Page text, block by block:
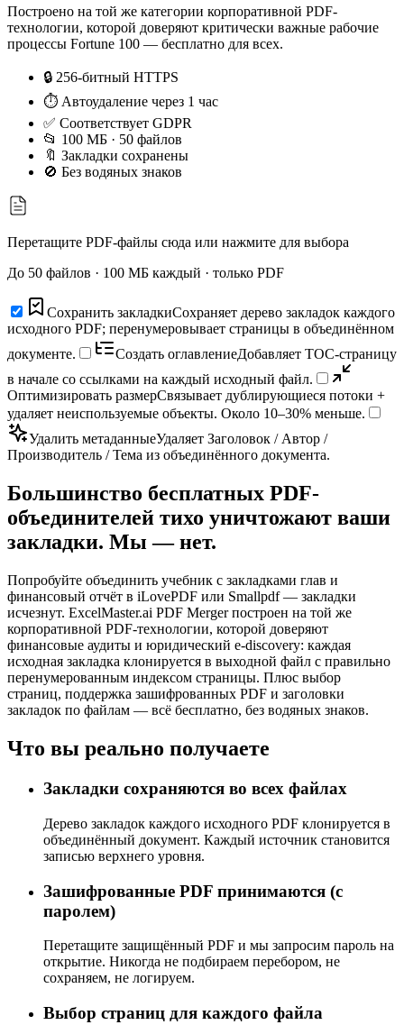
Построено на той же категории корпоративной PDF-
технологии, которой доверяют критически важные рабочие
процессы Fortune 100 — бесплатно для всех.
🔒 256-битный HTTPS
⏱ Автоудаление через 1 час
✅ Соответствует GDPR
📂 100 МБ · 50 файлов
🔖 Закладки сохранены
🚫 Без водяных знаков
Перетащите PDF-файлы сюда или нажмите для выбора
До 50 файлов · 100 МБ каждый · только PDF
Сохранить закладкиСохраняет дерево закладок каждого
исходного PDF; перенумеровывает страницы в объединённом
документе.
Создать оглавлениеДобавляет TOC-страницу
в начале со ссылками на каждый исходный файл.
Оптимизировать размерСвязывает дублирующиеся потоки +
удаляет неиспользуемые объекты. Около 10–30% меньше.
Удалить метаданныеУдаляет Заголовок / Автор /
Производитель / Тема из объединённого документа.
Большинство бесплатных PDF-
объединителей тихо уничтожают ваши
закладки. Мы — нет.
Попробуйте объединить учебник с закладками глав и
финансовый отчёт в iLovePDF или Smallpdf — закладки
исчезнут. ExcelMaster.ai PDF Merger построен на той же
корпоративной PDF-технологии, которой доверяют
финансовые аудиты и юридический e-discovery: каждая
исходная закладка клонируется в выходной файл с правильно
перенумерованным индексом страницы. Плюс выбор
страниц, поддержка зашифрованных PDF и заголовки
закладок по файлам — всё бесплатно, без водяных знаков.
Что вы реально получаете
Закладки сохраняются во всех файлах
Дерево закладок каждого исходного PDF клонируется в
объединённый документ. Каждый источник становится
записью верхнего уровня.
Зашифрованные PDF принимаются (с
паролем)
Перетащите защищённый PDF и мы запросим пароль на
открытие. Никогда не подбираем перебором, не
сохраняем, не логируем.
Выбор страниц для каждого файла